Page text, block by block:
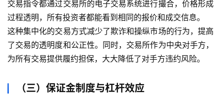
交易指令都通过交易所的电子交易系统进行撮合，价格形成
过程透明，所有投资者都能看到相同的报价和成交信息。
这种集中化的交易方式减少了欺诈和操纵市场的行为，提高
了交易的透明度和公正性。同时，交易所作为中央对手方，
为所有交易提供履约担保，大大降低了对手方违约风险。
（三）保证金制度与杠杆效应